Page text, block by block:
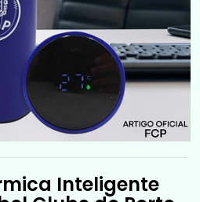
Inteligente